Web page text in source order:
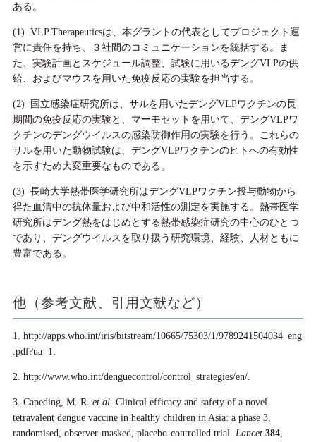
ある。
(1) VLP Therapeuticsは、本グラントの代表としてプロジェクト運
営に責任を持ち、３社間のコミュニケーションを統括する。ま
た、実験計画とスケジュール調整、試験に用いるデングVLPの供
給、およびマウスを用いた免疫反応の実験を担当する。
(2) 国立感染症研究所は、サルを用いたデングVLPワクチンの長
期間の免疫反応の実験と、マーモセットを用いて、デングVLPワ
クチンのデングウイルスの感染防御作用の実験を行う。これらの
サルを用いた動物試験は、デングVLPワクチンのヒトへの有効性
を示すため大変重要なものである。
(3) 長崎大学熱帯医学研究所はデングVLPワクチン投与動物から
得た血清中の抗体量および中和活性の測定を実施する。熱帯医学
研究所はデング熱をはじめとする熱帯感染症研究の中心のひとつ
であり、デングウイルスを取り扱う研究環境、経験、人材ともに
豊富である。
他（参考文献、引用文献など）
1. http://apps.who.int/iris/bitstream/10665/75303/1/9789241504034_eng
.pdf?ua=1
2. http://www.who.int/denguecontrol/control_strategies/en/
3. Capeding, M. R. et al. Clinical efficacy and safety of a novel
tetravalent dengue vaccine in healthy children in Asia: a phase 3,
randomised, observer-masked, placebo-controlled trial. Lancet 384